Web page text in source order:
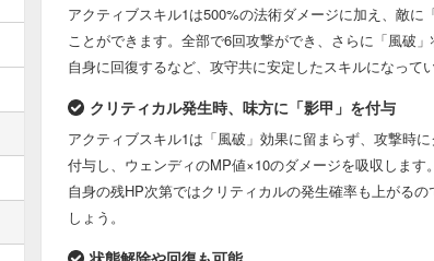
攻撃種別 - 連続
スキル種別 - 異耐/無
スキル種別 - 法防/無
回復 特定副将 回復/特
アクティブスキル1は500%の法術ダメージに加え、敵に
ことができます。全部で6回攻撃ができ、さらに「風破
自身に回復するなど、攻守共に安定したスキルになってい
クリティカル発生時、味方に「影甲」を付与
アクティブスキル1は「風破」効果に留まらず、攻撃時
付与し、ウェンディのMP値×10のダメージを吸収します
自身の残HP次第ではクリティカルの発生確率も上がる
しょう。